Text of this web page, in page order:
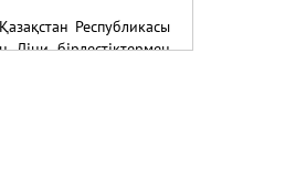
Республикасы
Діни бірлестіктермен